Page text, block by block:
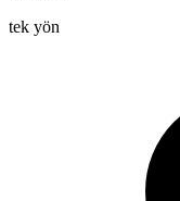
tek yön